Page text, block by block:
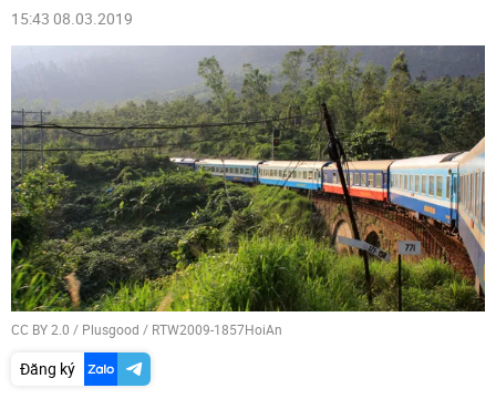
15:43 08.03.2019
CC BY 2.0 / Plusgood / RTW2009-1857HoiAn
Đăng ký